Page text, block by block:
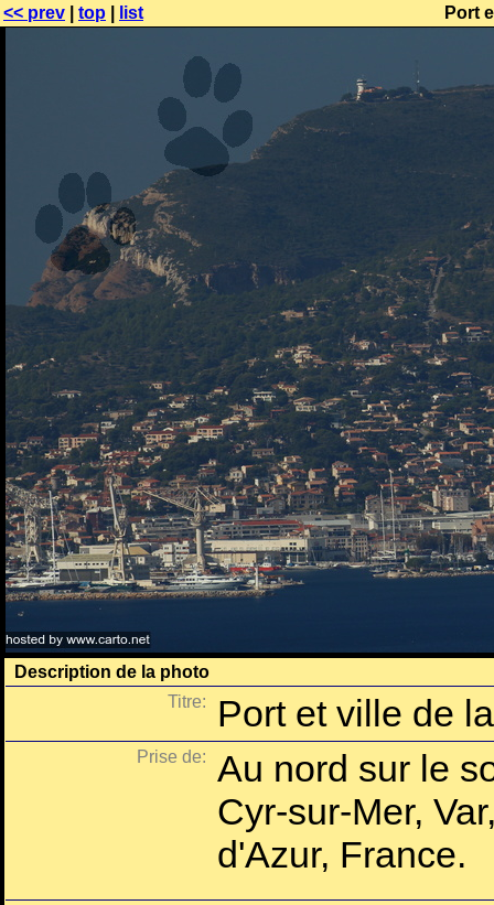
<< prev top list Port
Description de la photo
Titre:
Port et ville de
Prise de:
Au nord sur le
Cyr-sur-Mer,
d'Azur, France.